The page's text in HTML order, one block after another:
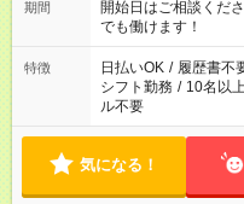
合わせ週40時間超の
週20時間以上勤務は
派遣法（日雇い派遣
業はご案内が難しい
期間
開始日はご相談く
でも働けます！
特徴 日払いOK / 履歴書不
シフト勤務 / 10名以
ル不要
気になる！